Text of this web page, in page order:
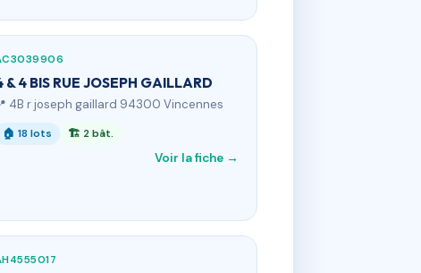
& 4 BIS RUE JOSEPH GAILLARD
4B r joseph gaillard 94300 Vincennes
🏠 18 lots 🏗 2 bât.
Voir la fiche →